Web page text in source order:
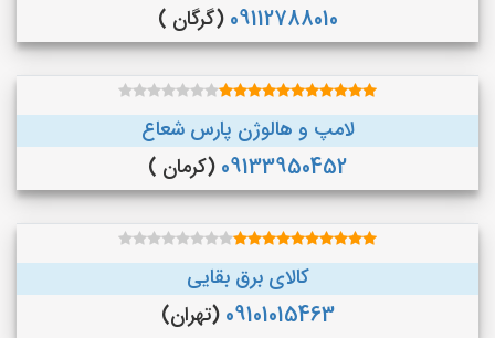
09112788010 (گرگان )
لامپ و هالوژن پارس شعاع
09133950452 (کرمان )
کالای برق بقایی
09101015463 (تهران)